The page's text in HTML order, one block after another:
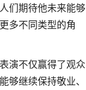
们期待他未来能够
多不同类型的角
演不仅赢得了观众
继续保持敬业、